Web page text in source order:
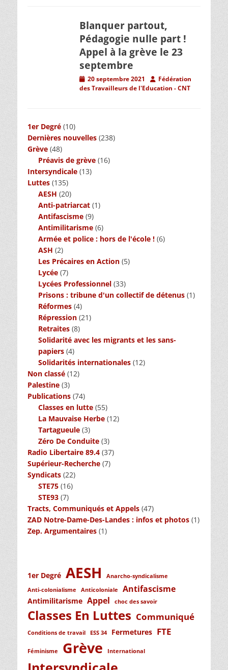
Blanquer partout,
Pédagogie nulle part !
Appel à la grève le 23
septembre
Posted
on
20 septembre 2021 AuthorFédération
des Travailleurs de l'Education - CNT
1er Degré (10)
Dernières nouvelles (238)
Grève (48)
Préavis de grève (16)
Intersyndicale (13)
Luttes (135)
AESH (20)
Anti-patriarcat (1)
Antifascisme (9)
Antimilitarisme (6)
Armée et police : hors de l'école ! (6)
ASH (2)
Les Précaires en Action (5)
Lycée (7)
Lycées Professionnel (33)
Prisons : tribune d'un collectif de détenus (1)
Réformes (4)
Répression (21)
Retraites (8)
Solidarité avec les migrants et les sans-
papiers (4)
Solidarités internationales (12)
Non classé (12)
Palestine (3)
Publications (74)
Classes en lutte (55)
La Mauvaise Herbe (12)
Tartagueule (3)
Zéro De Conduite (3)
Radio Libertaire 89.4 (37)
Supérieur-Recherche (7)
Syndicats (22)
STE75 (16)
STE93 (7)
Tracts, Communiqués et Appels (47)
ZAD Notre-Dame-Des-Landes : infos et photos (1)
Zep. Argumentaires (1)
1er Degré AESH
Anarcho-syndicalisme
Anti-colonialisme
Anticoloniale Antifascisme
Antimilitarisme Appel choc des savoir
Classes En Luttes Communiqué
Conditions de travail ESS 34 Fermetures FTE
Féminisme Grève International